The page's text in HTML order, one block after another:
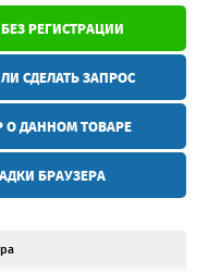
РЕГИСТРАЦИИ
СДЕЛАТЬ ЗАПРОС
О ДАННОМ ТОВАРЕ
БРАУЗЕРА